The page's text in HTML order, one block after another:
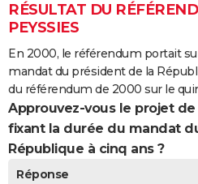
RÉSULTAT DU
PEYSSIES
En 2000, le référendum portait
mandat du président de la
du référendum de 2000 sur le
Approuvez-vous le projet
fixant la durée du mandat
République à cinq ans ?
Réponse